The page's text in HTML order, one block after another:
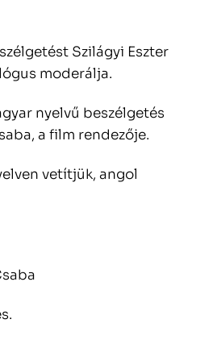
Szilágyi Eszter
moderálja.
nyelvű beszélgetés
a film rendezője.
vetítjük, angol